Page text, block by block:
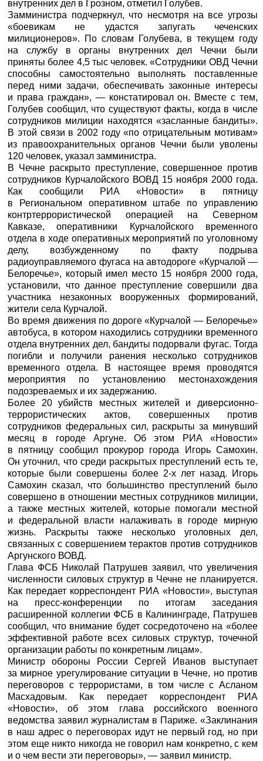
внутренних дел в Грозном, отметил Голубев.
Замминистра подчеркнул, что несмотря на все угрозы
«боевикам не удастся запугать чеченских
милиционеров». По словам Голубева, в текущем году
на службу в органы внутренних дел Чечни были
приняты более 4,5 тыс человек. «Сотрудники ОВД Чечни
способны самостоятельно выполнять поставленные
перед ними задачи, обеспечивать законные интересы
и права граждан», — констатировал он. Вместе с тем,
Голубев сообщил, что существуют факты, когда в числе
сотрудников милиции находятся «засланные бандиты».
В этой связи в 2002 году «по отрицательным мотивам»
из правоохранительных органов Чечни были уволены
120 человек, указал замминистра.
В Чечне раскрыто преступление, совершенное против
сотрудников Курчалойского ВОВД 15 ноября 2000 года.
Как сообщили
РИА «Новости» в пятницу
в Региональном оперативном штабе по управлению
контртеррористической операцией на Северном
Кавказе, оперативники Курчалойского временного
отдела в ходе оперативных мероприятий по уголовному
делу, возбужденному по факту подрыва
радиоуправляемого фугаса на автодороге «Курчалой —
Белоречье», который имел место 15 ноября 2000 года,
установили, что данное преступление совершили два
участника незаконных вооруженных формирований,
жители села Курчалой.
Во время движения по дороге «Курчалой — Белоречье»
автобуса, в котором находились сотрудники временного
отдела внутренних дел, бандиты подорвали фугас. Тогда
погибли и получили ранения несколько сотрудников
временного отдела. В настоящее время проводятся
мероприятия по установлению местонахождения
подозреваемых и их задержанию.
Более 20 убийств местных жителей и диверсионно-
террористических актов, совершенных против
сотрудников федеральных сил, раскрыты за минувший
месяц в городе Аргуне. Об этом
РИА «Новости»
в пятницу сообщил прокурор города Игорь Самохин.
Он уточнил, что среди раскрытых преступлений есть те,
которые были совершены более 2-х лет назад. Игорь
Самохин сказал, что большинство преступлений было
совершено в отношении местных сотрудников милиции,
а также местных жителей, которые помогали местной
и федеральной власти налаживать в городе мирную
жизнь. Раскрыты также несколько уголовных дел,
связанных с совершением терактов против сотрудников
Аргунского ВОВД.
Глава ФСБ Николай Патрушев заявил, что увеличения
численности силовых структур в Чечне не планируется.
Как передает корреспондент РИА «Новости», выступая
на пресс-конференции по итогам заседания
расширенной коллегии ФСБ в Калининграде, Патрушев
сообщил, что внимание будет сосредоточено на «более
эффективной работе всех силовых структур, точечной
организации работы по конкретным лицам».
Министр обороны России Сергей Иванов выступает
за мирное урегулирование ситуации в Чечне, но против
переговоров с террористами, в том числе с Асланом
Масхадовым. Как передает корреспондент
РИА
«Новости», об этом глава российского военного
ведомства заявил журналистам в Париже. «Заклинания
в наш адрес о переговорах идут не первый год, но при
этом еще никто никогда не говорил нам конкретно, с кем
и о чем вести эти переговоры», — заявил министр.